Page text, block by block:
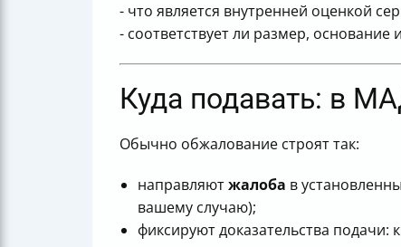
- что является внутренней оценкой
- соответствует ли размер,
Куда подавать: в
Обычно обжалование строят так:
направляютжалоба в
вашему случаю);
фиксируют доказательства подачи: